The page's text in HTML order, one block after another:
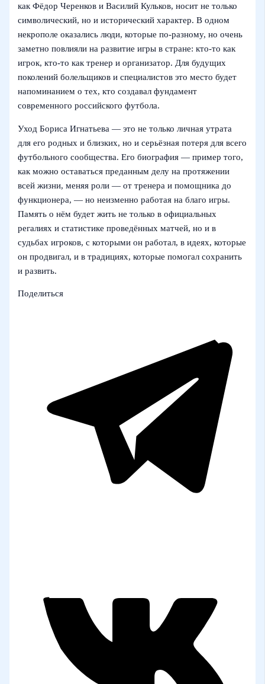
как Фёдор Черенков и Василий Кульков, носит не только
символический, но и исторический характер. В одном
некрополе оказались люди, которые по-разному, но очень
заметно повлияли на развитие игры в стране: кто-то как
игрок, кто-то как тренер и организатор. Для будущих
поколений болельщиков и специалистов это место будет
напоминанием о тех, кто создавал фундамент
современного российского футбола.
Уход Бориса Игнатьева — это не только личная утрата
для его родных и близких, но и серьёзная потеря для всего
футбольного сообщества. Его биография — пример того,
как можно оставаться преданным делу на протяжении
всей жизни, меняя роли — от тренера и помощника до
функционера, — но неизменно работая на благо игры.
Память о нём будет жить не только в официальных
регалиях и статистике проведённых матчей, но и в
судьбах игроков, с которыми он работал, в идеях, которые
он продвигал, и в традициях, которые помогал сохранить
и развить.
Поделиться